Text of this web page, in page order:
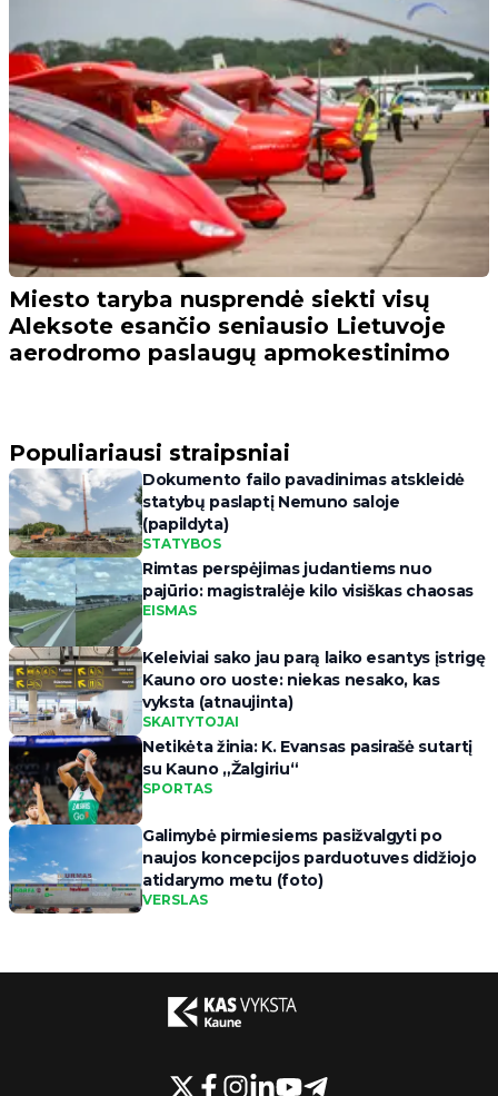
Miesto taryba nusprendė siekti visų
Aleksote esančio seniausio Lietuvoje
aerodromo paslaugų apmokestinimo
Populiariausi straipsniai
Dokumento failo pavadinimas atskleidė
statybų paslaptį Nemuno saloje
(papildyta)
STATYBOS
Rimtas perspėjimas judantiems nuo
pajūrio: magistralėje kilo visiškas chaosas
EISMAS
Keleiviai sako jau parą laiko esantys įstrigę
Kauno oro uoste: niekas nesako, kas
vyksta (atnaujinta)
SKAITYTOJAI
Netikėta žinia: K. Evansas pasirašė sutartį
su Kauno „Žalgiriu“
SPORTAS
Galimybė pirmiesiems pasižvalgyti po
naujos koncepcijos parduotuves didžiojo
atidarymo metu (foto)
VERSLAS